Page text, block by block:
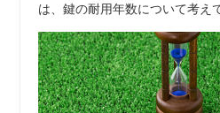
は、鍵の耐用年数について考え